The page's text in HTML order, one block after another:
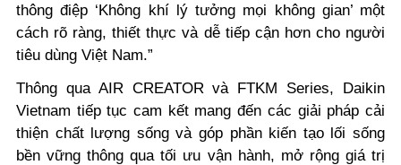
thông điệp ‘Không khí lý tưởng mọi không gian’ một
cách rõ ràng, thiết thực và dễ tiếp cận hơn cho người
tiêu dùng Việt Nam.”
Thông qua AIR CREATOR và FTKM Series, Daikin
Vietnam tiếp tục cam kết mang đến các giải pháp cải
thiện chất lượng sống và góp phần kiến tạo lối sống
bền vững thông qua tối ưu vận hành, mở rộng giá trị